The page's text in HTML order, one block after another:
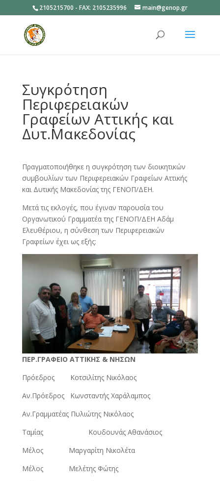
2105215700 - FAX: 2105235996 main@genop.gr
Συγκρότηση
Περιφερειακών
Γραφείων Αττικής και
Δυτ.Μακεδονίας
Πραγματοποιήθηκε η συγκρότηση των διοικητικών
συμβουλίων των Περιφερειακών Γραφείων Αττικής
και Δυτικής Μακεδονίας της ΓΕΝΟΠ/ΔΕΗ.
Μετά τις εκλογές, που έγιναν παρουσία του
Οργανωτικού Γραμματέα της ΓΕΝΟΠ/ΔΕΗ Αδάμ
Ελευθέριου, η σύνθεση των Περιφερειακών
Γραφείων έχει ως εξής:
ΠΕΡ.ΓΡΑΦΕΙΟ AΤΤΙΚΗΣ & ΝΗΣΩΝ
Πρόεδρος Κοτσιλίτης Νικόλαος
Αν.Πρόεδρος Κωνσταντής Χαράλαμπος
Αν.Γραμματέας Πυλιώτης Νικόλαος
Ταμίας Κουδουνάς Αθανάσιος
Μέλος Μαργαρίτη Νικολέτα
Μέλος Μελέτης Φώτης